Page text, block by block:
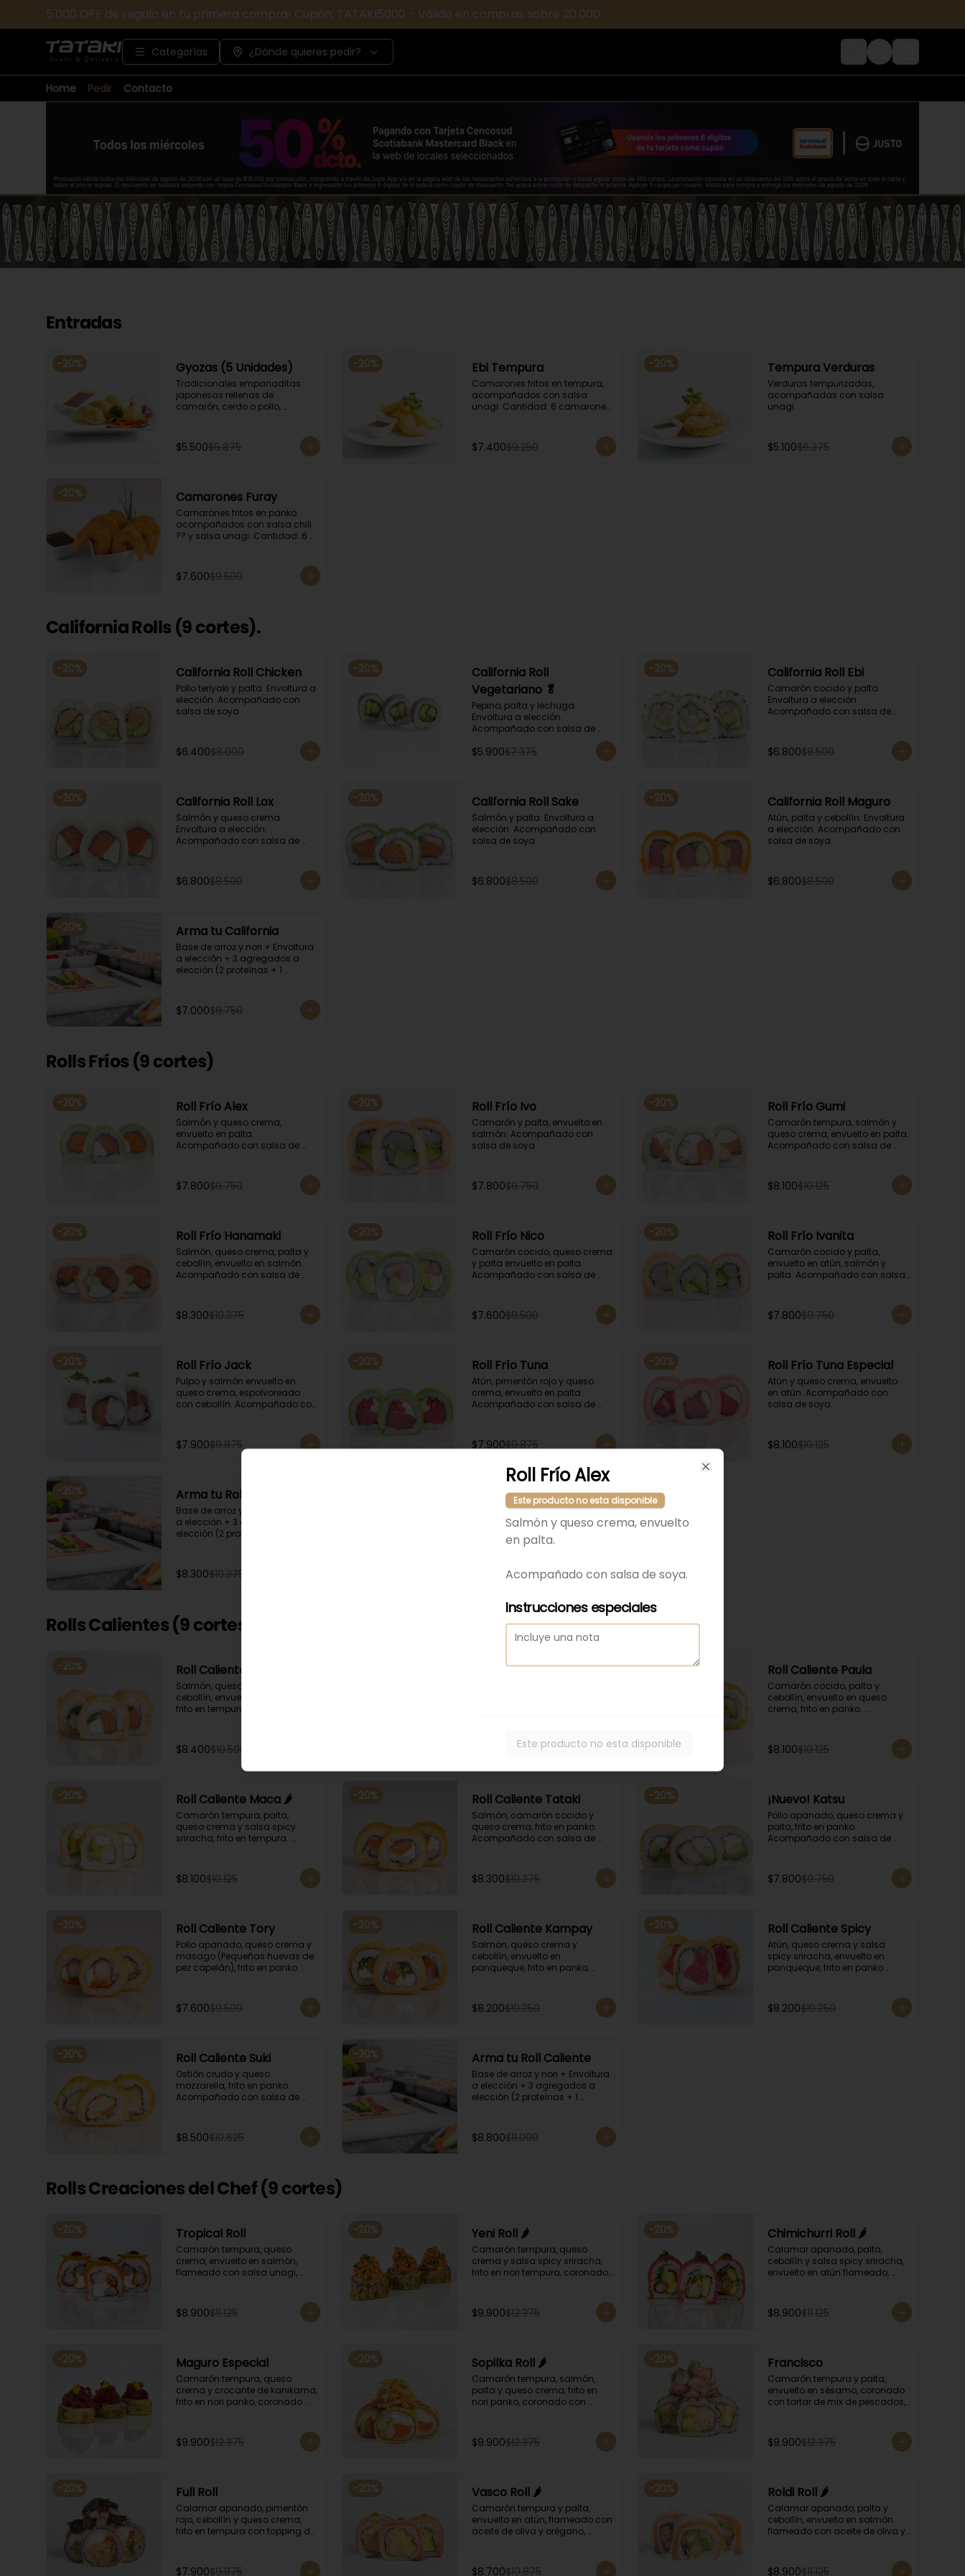
5.000 OFF de regalo en tu primera compra! Cupón: TATAKI5000 - Válido en compras sobre 20.000
Categorías ¿Dónde quieres pedir? Login
Home Pedir Contacto
Entradas
-20% Gyozas (5 Unidades)
Tradicionales empanaditas
japonesas rellenas de
camarón, cerdo o pollo,
$5.500$6.875
-20% Ebi Tempura
Camarones fritos en tempura,
acompañados con salsa
unagi. Cantidad: 6 camarones
$7.400$9.250
-20% Tempura Verduras
Verduras tempurizadas,
acompañadas con salsa
unagi.
$5.100$6.375
-20% Camarones Furay
Camarones fritos en panko
acompañados con salsa chili
?? y salsa unagi. Cantidad: 6
$7.600$9.500
California Rolls (9 cortes).
-20% California Roll Chicken
Pollo teriyaki y palta. Envoltura a
elección. Acompañado con
salsa de soya.
$6.400$8.000
-20%
California Roll
Vegetariano 🥬
Pepino, palta y lechuga.
Envoltura a elección.
Acompañado con salsa de
$5.900$7.375
-20% California Roll Ebi
Camarón cocido y palta.
Envoltura a elección.
Acompañado con salsa de
$6.800$8.500
-20% California Roll Lox
Salmón y queso crema.
Envoltura a elección.
Acompañado con salsa de
$6.800$8.500
-20% California Roll Sake
Salmón y palta. Envoltura a
elección. Acompañado con
salsa de soya.
$6.800$8.500
-20% California Roll Maguro
Atún, palta y cebollín. Envoltura
a elección. Acompañado con
salsa de soya.
$6.800$8.500
-20% Arma tu California
Base de arroz y nori + Envoltura
a elección + 3 agregados a
elección (2 proteínas + 1
$7.000$8.750
Rolls Fríos (9 cortes)
-20% Roll Frío Alex
Salmón y queso crema,
envuelto en palta.
Acompañado con salsa de
$7.800$9.750
-20% Roll Frío Ivo
Camarón y palta, envuelto en
salmón. Acompañado con
salsa de soya.
$7.800$9.750
-20% Roll Frío Gumi
Camarón tempura, salmón y
queso crema, envuelto en palta.
Acompañado con salsa de
$8.100$10.125
-20% Roll Frío Hanamaki
Salmón, queso crema, palta y
cebollín, envuelto en salmón.
Acompañado con salsa de
$8.300$10.375
-20% Roll Frío Nico
Camarón cocido, queso crema
y palta envuelto en palta.
Acompañado con salsa de
$7.600$9.500
-20% Roll Frío Ivanita
Camarón cocido y palta,
envuelto en atún, salmón y
palta. Acompañado con salsa
$7.800$9.750
-20% Roll Frío Jack
Pulpo y salmón envuelto en
queso crema, espolvoreado
con cebollín. Acompañado con
$7.900$9.875
-20% Roll Frío Tuna
Atún, pimentón rojo y queso
crema, envuelto en palta.
Acompañado con salsa de
$7.900$9.875
-20% Roll Frío Tuna Especial
Atún y queso crema, envuelto
en atún. Acompañado con
salsa de soya.
$8.100$10.125
-20% Arma tu Roll Frío
Base de arroz y nori + Envoltura
a elección + 3 agregados a
elección (2 proteínas + 1
$8.300$10.375
Rolls Calientes (9 cortes)
-20% Roll Caliente Bryan
Salmón, queso crema y
cebollín, envuelto en salmón,
frito en tempura. Acompañado
$8.400$10.500
Roll Caliente Edu
$10.750
-20% Roll Caliente Paula
Camarón cocido, palta y
cebollín, envuelto en queso
crema, frito en panko.
$8.100$10.125
-20% Roll Caliente Maca 🌶️
Camarón tempura, palta,
queso crema y salsa spicy
sriracha, frito en tempura.
$8.100$10.125
-20% Roll Caliente Tataki
Salmón, camarón cocido y
queso crema, frito en panko.
Acompañado con salsa de
$8.300$10.375
-20% ¡Nuevo! Katsu
Pollo apanado, queso crema y
palta, frito en panko.
Acompañado con salsa de
$7.800$9.750
-20% Roll Caliente Tory
Pollo apanado, queso crema y
masago (Pequeñas huevas de
pez capelán), frito en panko.
$7.600$9.500
-20% Roll Caliente Kampay
Salmón, queso crema y
cebollín, envuelto en
panqueque, frito en panko,
salsa de soya y unagi.
$8.200$10.250
-20% Roll Caliente Spicy
Atún, queso crema y salsa
spicy sriracha, envuelto en
panqueque, frito en panko
salsa de soya y unagi.
$8.200$10.250
-20% Roll Caliente Suki
Ostión crudo y queso
mozzarella, frito en panko.
Acompañado con salsa de
$8.500$10.625
-20% Arma tu Roll Caliente
Base de arroz y nori + Envoltura
a elección + 3 agregados a
elección (2 proteínas + 1
$8.800$11.000
Rolls Creaciones del Chef (9 cortes)
-20% Tropical Roll
Camarón tempura, queso
crema, envuelto en salmón,
flameado con salsa unagi,
$8.900$11.125
-20% Yeni Roll 🌶️
Camarón tempura, queso
crema y salsa spicy sriracha,
frito en nori tempura, coronado
unagui.
$9.900$12.375
-20% Chimichurri Roll 🌶️
Calamar apanado, palta,
cebollín y salsa spicy sriracha,
envuelto en atún flameado,
$8.900$11.125
-20% Maguro Especial
Camarón tempura, queso
crema y crocante de kanikama,
frito en nori panko, coronado
amarillo y unagi.
$9.900$12.375
-20% Sopilka Roll 🌶️
Camarón tempura, salmón,
palta y queso crema, frito en
nori panko, coronado con
$9.900$12.375
-20% Francisco
Camarón tempura y palta,
envuelto en sésamo, coronado
con tartar de mix de pescados,
$9.900$12.375
-20% Full Roll
Calamar apanado, pimentón
rojo, cebollín y queso crema,
frito en tempura con topping de
$7.900$9.875
-20% Vasco Roll 🌶️
Camarón tempura y palta,
envuelto en atún, flameado con
aceite de oliva y orégano,
$8.700$10.875
-20% Roldi Roll 🌶️
Calamar apanado, palta y
cebollín, envuelto en salmón
flameado con aceite de oliva y
$8.900$11.125
Roll Frío Alex
Este producto no esta disponible
Salmón y queso crema, envuelto
en palta.
Acompañado con salsa de soya.
Instrucciones especiales
Este producto no esta disponible